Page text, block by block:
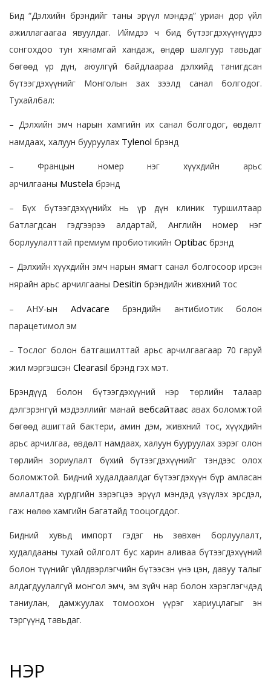
Бид “Дэлхийн брэндийг таны эрүүл мэндэд” уриан дор үйл
ажиллагаагаа явуулдаг. Иймдээ ч бид бүтээгдэхүүнүүдээ
сонгохдоо тун хянамгай хандаж, өндөр шалгуур тавьдаг
бөгөөд үр дүн, аюулгүй байдлаараа дэлхийд танигдсан
бүтээгдэхүүнийг Монголын зах зээлд санал болгодог.
Тухайлбал:
– Дэлхийн эмч нарын хамгийн их санал болгодог, өвдөлт
намдаах, халуун бууруулах Tylenol брэнд
– Францын номер нэг хүүхдийн арьс
арчилгааны Mustela брэнд
– Бүх бүтээгдэхүүнийх нь үр дүн клиник туршилтаар
батлагдсан гэдгээрээ алдартай, Английн номер нэг
борлуулалттай премиум пробиотикийн Optibac брэнд
– Дэлхийн хүүхдийн эмч нарын ямагт санал болгосоор ирсэн
нярайн арьс арчилгааны Desitin брэндийн живхний тос
– АНУ-ын Advacare брэндийн антибиотик болон
парацетимол эм
– Тослог болон батгашилттай арьс арчилгаагаар 70 гаруй
жил мэргэшсэн Clearasil брэнд гэх мэт.
Брэндүүд болон бүтээгдэхүүний нэр төрлийн талаар
дэлгэрэнгүй мэдээллийг манай вебсайтаасавах боломжтой
бөгөөд ашигтай бактери, амин дэм, живхний тос, хүүхдийн
арьс арчилгаа, өвдөлт намдаах, халуун бууруулах зэрэг олон
төрлийн зориулалт бүхий бүтээгдэхүүнийг тэндээс олох
боломжтой. Бидний худалдаалдаг бүтээгдэхүүн бүр амласан
амлалтдаа хүрдгийн зэрэгцээ эрүүл мэндэд үзүүлэх эрсдэл,
гаж нөлөө хамгийн багатайд тооцогддог.
Бидний хувьд импорт гэдэг нь зөвхөн борлуулалт,
худалдааны тухай ойлголт бус харин аливаа бүтээгдэхүүний
болон түүнийг үйлдвэрлэгчийн бүтээсэн үнэ цэн, давуу талыг
алдагдуулалгүй монгол эмч, эм зүйч нар болон хэрэглэгчдэд
таниулан, дамжуулах томоохон үүрэг хариуцлагыг эн
тэргүүнд тавьдаг.
НЭР